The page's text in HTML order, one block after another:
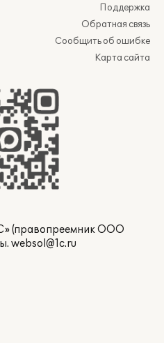
Поддержка
Обратная связь
Сообщить об ошибке
Карта сайта
(правопреемник ООО
websol@1c.ru